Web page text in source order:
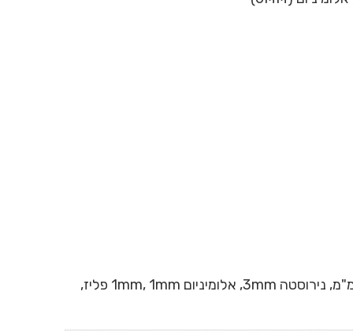
CNC סיבים לייזר מכונת חיתוך עבור מתכת צינור. קח 700w כדוגמה, מקסימום חיתוך גיליון מתכת של פלדה קלה 6 מ"מ, נירוסטה 3mm, אלומיניום 1mm, 1mm פליז,